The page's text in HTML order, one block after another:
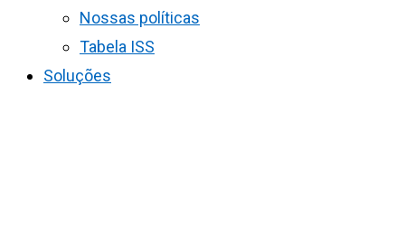
Nossas políticas
Tabela ISS
Soluções